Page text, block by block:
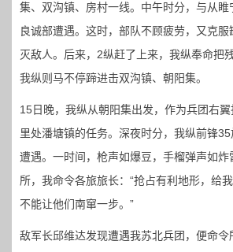
集、双沟镇、房村一线。中午时分，与从
良诚部遭遇。这时，部队不顾疲劳，又克
灭敌人。后来，2纵赶了上来，我纵奉命把
我纵则马不停蹄进击双沟镇、朝阳集。
15日晚，我纵从朝阳集出发，作为兵团右
里处潘塘镇的任务。深夜时分，我纵前锋
遭遇。一时间，枪声如爆豆，手榴弹声如
所，我命令各旅旅长：“抢占有利地形，给
不能让他们南窜一步。”
敌军长邱维达发现遭遇我苏北兵团，便命令